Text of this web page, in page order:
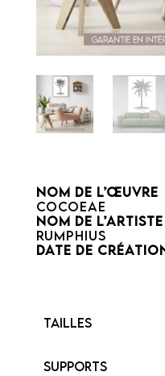
NOM DE
Cocoeae
NOM DE
Rumphius
DATE DE
Tailles
Supports